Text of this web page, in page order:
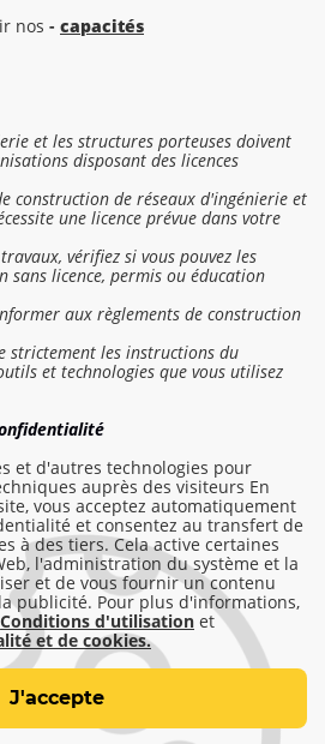
builder.com
le projet
À propos du projet
Contacts
connecter au devis
un travail
d'utilisation
confidentialité et de cookies
nos - capacités
et les structures porteuses doivent
disposant des licences
construction de réseaux d'ingénierie et
une licence prévue dans votre
vérifiez si vous pouvez les
sans licence, permis ou éducation
aux règlements de construction
strictement les instructions du
et technologies que vous utilisez
et d'autres technologies pour
auprès des visiteurs En
vous acceptez automatiquement
et consentez au transfert de
à des tiers. Cela active certaines
l'administration du système et la
et de vous fournir un contenu
publicité. Pour plus d'informations,
Conditions d'utilisation et
et de cookies.
J'accepte